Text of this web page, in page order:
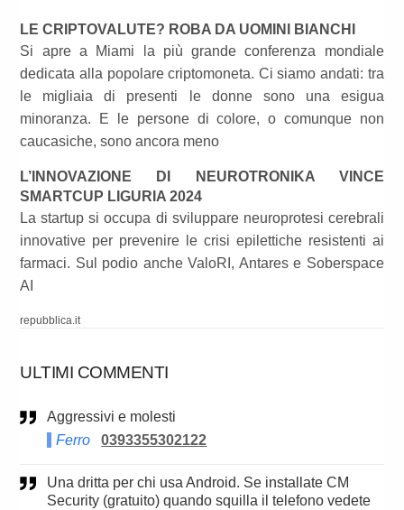
LE CRIPTOVALUTE? ROBA DA UOMINI BIANCHI
Si apre a Miami la più grande conferenza mondiale
dedicata alla popolare criptomoneta. Ci siamo andati: tra
le migliaia di presenti le donne sono una esigua
minoranza. E le persone di colore, o comunque non
caucasiche, sono ancora meno
L’INNOVAZIONE DI NEUROTRONIKA VINCE
SMARTCUP LIGURIA 2024
La startup si occupa di sviluppare neuroprotesi cerebrali
innovative per prevenire le crisi epilettiche resistenti ai
farmaci. Sul podio anche ValoRI, Antares e Soberspace
AI
repubblica.it
ULTIMI COMMENTI
Aggressivi e molesti
Ferro
0393355302122
Una dritta per chi usa Android. Se installate CM
Security (gratuito) quando squilla il telefono vedete